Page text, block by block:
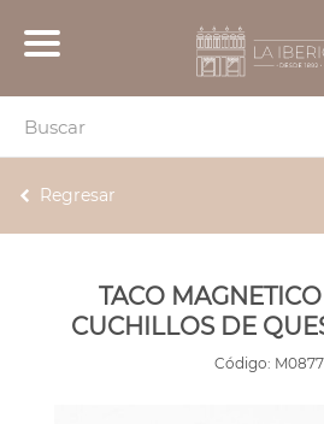
Regresar
TACO
CUCHILLOS DE
Código: M0877